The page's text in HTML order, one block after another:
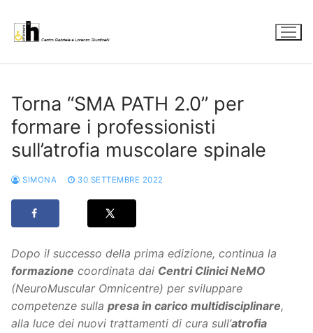
contenuto
Torna “SMA PATH 2.0” per
formare i professionisti
sull’atrofia muscolare spinale
SIMONA 30 SETTEMBRE 2022
Dopo il successo della prima edizione, continua la
formazione coordinata dai Centri Clinici NeMO
(NeuroMuscular Omnicentre) per sviluppare
competenze sulla presa in carico multidisciplinare,
alla luce dei nuovi trattamenti di cura sull’atrofia